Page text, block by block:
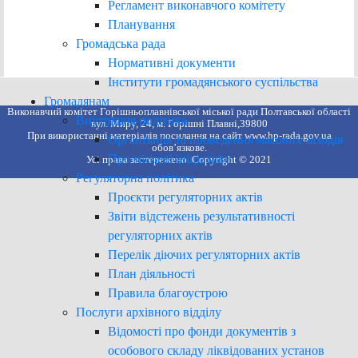
Регламент виконавчого комітету
Планування
Громадська рада
Нормативні документи
Інститути громадянського суспільства
Громадянам
Внутрішня політика
Організація та проведення масових заходів
Про місцеві ініціативи
Регуляторна політика
Проєкти регуляторних актів
Звіти відстежень результативності
регуляторних актів
Перелік діючих регуляторних актів
План діяльності
Правила благоустрою
Послуги архівного відділу
Відомості про фонди документів з
особового складу ліквідованих установ
Виконавчий комітет Горішньоплавнівської міської ради Полтавської області
вул. Миру, 24, м. Горішні Плавні,39800
При використанні матеріалів посилання на сайт www.hp-rada.gov.ua
обов’язкове.
Усі права застережено. Copyright © 2021